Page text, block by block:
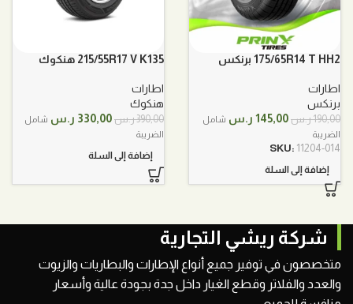
175/65R14 T HH2 برنكس
اطارات
برنكس
190,00ر.س السعر
هو:
145,00 ر.س السعر
شامل
الضريبة
SKU: 11204-014
إضافة إلى السلة
215/55R17 V K135 هنكوك
اطارات
هنكوك
390,00ر.س السعر
390,00 ر.س.
330,00 ر.س السعر
شامل
الضريبة
إضافة إلى السلة
شركة ريشي التجارية
متخصصون في توفير جميع أنواع الإطارات والبطاريات والزيوت
والعدد والفلاتر وقطع الغيار داخل جدة بجودة عالية وأسعار